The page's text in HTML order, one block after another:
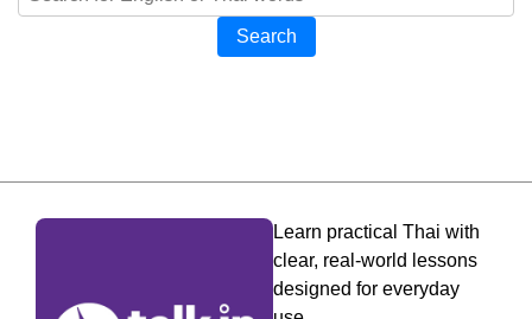
Search
Learn practical Thai with
clear, real-world lessons
designed for everyday